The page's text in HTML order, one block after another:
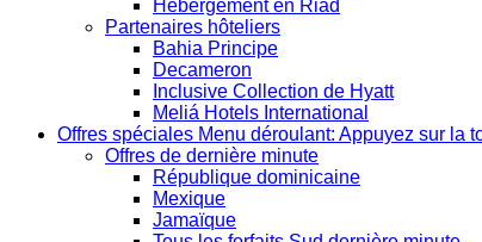
Hébergement en Riad
Partenaires hôteliers
Bahia Principe
Decameron
Inclusive Collection de Hyatt
Meliá Hotels International
Offres spéciales Menu déroulant: Appuyez sur la
Offres de dernière minute
République dominicaine
Mexique
Jamaïque